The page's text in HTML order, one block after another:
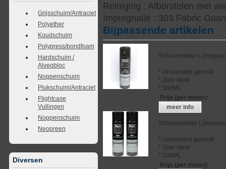
Grijsschuim/Antraciet
Polyether
Koudschuim
Polypress/bondfoam
Hardschuim /
Alveobloc
Noppenschuim
Plukschuim/Antraciet
Flightcase
Vullingen
Noppenschuim
Neopreen
Diversen
Reiniging : Afborstelen met
Impregnatie : 303 Fabric
Bijpassende artikelen
Schuimrubber Lijmspray
* Universeel gebruik
* Zeer sterk
* 500ML
Prijs (per meter):
meer info
Schuimrubber
* Universeel gebruik
* Zeer sterk
* 500ML
Prijs (per meter):